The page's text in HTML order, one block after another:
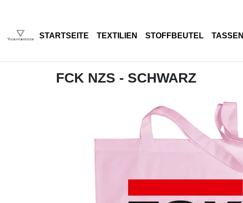
STARTSEITE TEXTILIEN STOFFBEUTEL TASSEN
FCK NZS - SCHWARZ